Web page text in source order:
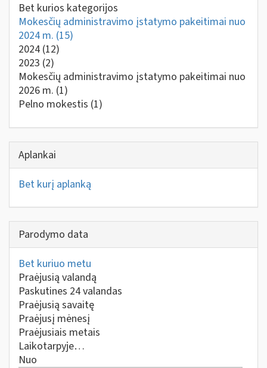
Bet kurios kategorijos
Mokesčių administravimo įstatymo pakeitimai nuo
2024 m. (15)
2024 (12)
2023 (2)
Mokesčių administravimo įstatymo pakeitimai nuo
2026 m. (1)
Pelno mokestis (1)
Aplankai
Bet kurį aplanką
Parodymo data
Bet kuriuo metu
Praėjusią valandą
Paskutines 24 valandas
Praėjusią savaitę
Praėjusį mėnesį
Praėjusiais metais
Laikotarpyje…
Nuo